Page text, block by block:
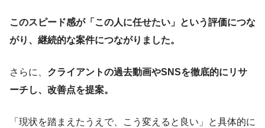
このスピード感が「この人に任せたい」という評価につな
がり、継続的な案件につながりました。
さらに、 クライアントの過去動画やSNSを徹底的にリサ
ーチし、改善点を提案。
「現状を踏まえたうえで、こう変えると良い」と具体的に